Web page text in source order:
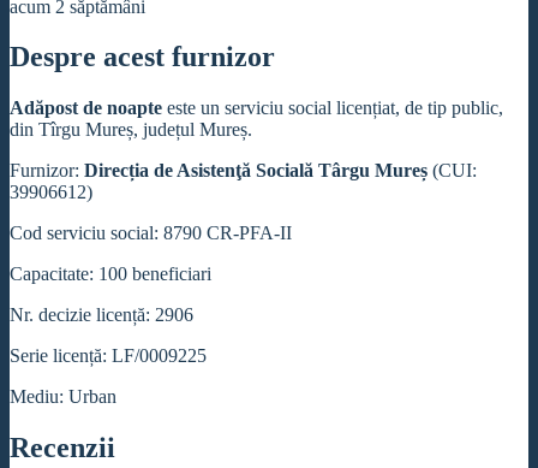
acum 2 săptămâni
Despre acest furnizor
Adăpost de noapte este un serviciu social licențiat, de tip public,
din Tîrgu Mureș, județul Mureș.
Furnizor: Direcția de Asistenţă Socială Târgu Mureș (CUI:
39906612)
Cod serviciu social: 8790 CR-PFA-II
Capacitate: 100 beneficiari
Nr. decizie licență: 2906
Serie licență: LF/0009225
Mediu: Urban
Recenzii